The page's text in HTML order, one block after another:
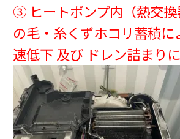
③ ヒートポンプ内（熱交
の毛・糸くずホコリ蓄積に
速低下 及び ドレン詰まり